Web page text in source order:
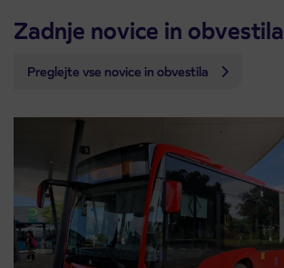
Zadnje novice in obvestila
Preglejte vse novice in obvestila